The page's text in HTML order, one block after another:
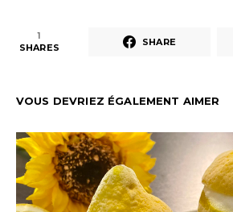
1
SHARES SHARE
VOUS DEVRIEZ ÉGALEMENT AIMER